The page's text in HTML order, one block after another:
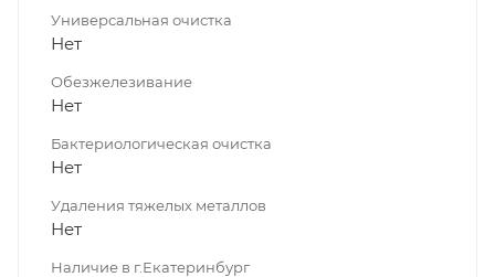
Универсальная очистка
Нет
Обезжелезивание
Нет
Бактериологическая очистка
Нет
Удаления тяжелых металлов
Нет
Наличие в г.Екатеринбург